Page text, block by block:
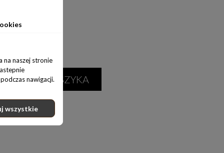
DO KOSZYKA
na naszej stronie
nawigacji.
wszystkie